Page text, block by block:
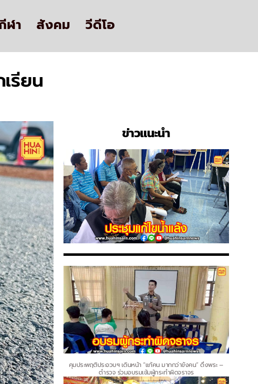
ฬา สังคม วีดีโอ
รียน
ข่าวแนะนำ
คุมประพฤติประจวบฯ เดินหน้า “แก้คน มากกว่าขังคน” ดึงพระ –
ตำรวจ ร่วมอบรมเข้มผู้กระทำผิดจราจร